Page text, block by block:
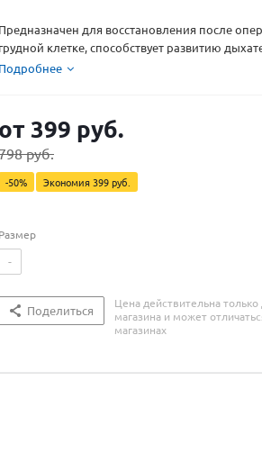
Предназначен для восстановления после
грудной клетке, способствует развитию
и правильного дыхания
Подробнее
от399 руб.
руб.
-50% Экономия 399 руб.
Размер
-
Поделиться
Цена действительна
магазина и может
магазинах